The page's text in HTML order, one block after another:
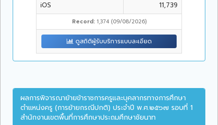
iOS
11,739
Record:1,374 (09/08/2026)
ดูสถิติผู้รับบริการแบบละเอียด
ผลการพิจารณาย้ายข้าราชการครูและบุคลากรทางการศึกษา
ตำแหน่งครู (การย้ายกรณีปกติ) ประจำปี พ.ศ.๒๕๖๗ รอบที่ 1
สำนักงานเขตพื้นที่การศึกษาประถมศึกษาชัยนาท